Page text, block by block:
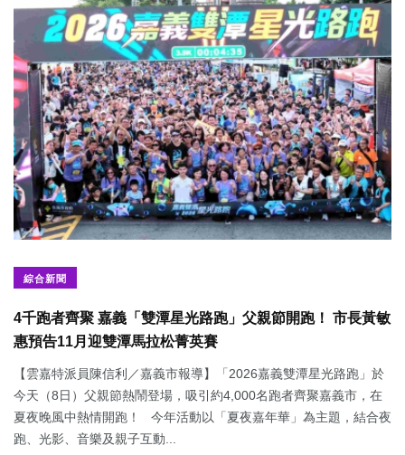
綜合新聞
4千跑者齊聚 嘉義「雙潭星光路跑」父親節開跑！ 市長黃敏
惠預告11月迎雙潭馬拉松菁英賽
【雲嘉特派員陳信利／嘉義市報導】「2026嘉義雙潭星光路跑」於
今天（8日）父親節熱鬧登場，吸引約4,000名跑者齊聚嘉義市，在
夏夜晚風中熱情開跑！ 今年活動以「夏夜嘉年華」為主題，結合夜
跑、光影、音樂及親子互動...